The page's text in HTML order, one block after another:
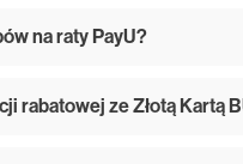
na raty PayU?
rabatowej ze Złotą Kartą